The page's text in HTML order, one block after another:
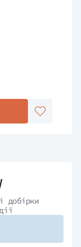
добірки